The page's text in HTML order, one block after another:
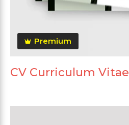
Premium
CV Curriculum Vitae